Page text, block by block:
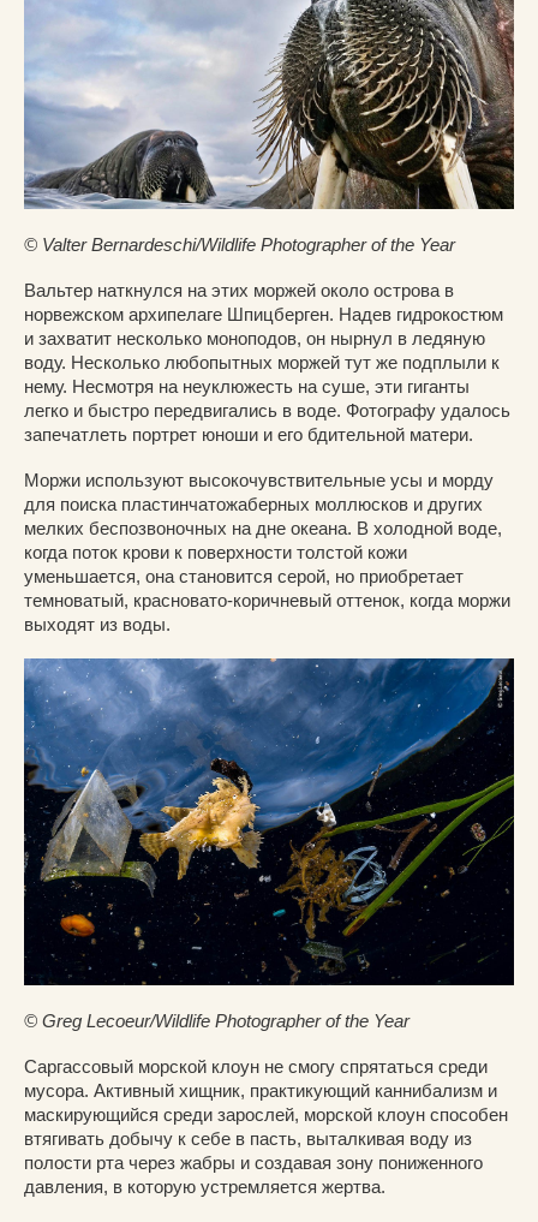
© Valter Bernardeschi/Wildlife Photographer of the Year
Вальтер наткнулся на этих моржей около острова в
норвежском архипелаге Шпицберген. Надев гидрокостюм
и захватит несколько моноподов, он нырнул в ледяную
воду. Несколько любопытных моржей тут же подплыли к
нему. Несмотря на неуклюжесть на суше, эти гиганты
легко и быстро передвигались в воде. Фотографу удалось
запечатлеть портрет юноши и его бдительной матери.
Моржи используют высокочувствительные усы и морду
для поиска пластинчатожаберных моллюсков и других
мелких беспозвоночных на дне океана. В холодной воде,
когда поток крови к поверхности толстой кожи
уменьшается, она становится серой, но приобретает
темноватый, красновато-коричневый оттенок, когда моржи
выходят из воды.
© Greg Lecoeur/Wildlife Photographer of the Year
Саргассовый морской клоун не смогу спрятаться среди
мусора. Активный хищник, практикующий каннибализм и
маскирующийся среди зарослей, морской клоун способен
втягивать добычу к себе в пасть, выталкивая воду из
полости рта через жабры и создавая зону пониженного
давления, в которую устремляется жертва.